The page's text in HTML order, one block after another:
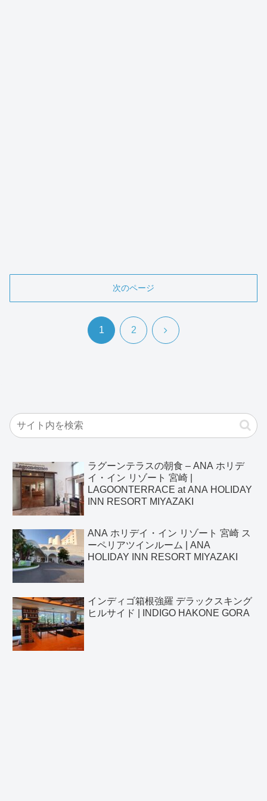
次のページ
1 2 次
ラグーンテラスの朝食 – ANA ホリデ
イ・イン リゾート 宮崎 |
LAGOONTERRACE at ANA HOLIDAY
INN RESORT MIYAZAKI
ANA ホリデイ・イン リゾート 宮崎 ス
ーペリアツインルーム | ANA
HOLIDAY INN RESORT MIYAZAKI
インディゴ箱根強羅 デラックスキング
ヒルサイド | INDIGO HAKONE GORA